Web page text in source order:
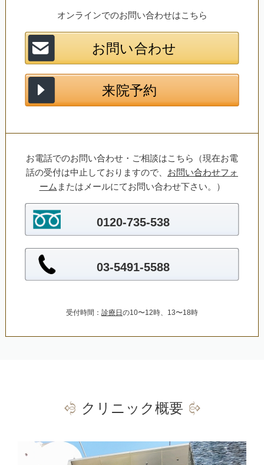
オンラインでのお問い合わせはこちら
お電話でのお問い合わせ・ご相談はこちら（現在お電
話の受付は中止しておりますので、 お問い合わせフォ
ーム またはメールにてお問い合わせ下さい。）
0120-735-538
03-5491-5588
受付時間： 診療日 の10〜12時、13〜18時
クリニック概要